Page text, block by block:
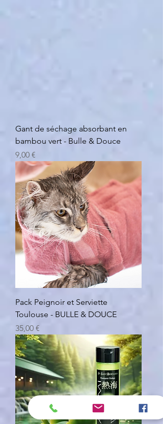
Gant de séchage absorbant en
bambou vert - Bulle & Douce
Prezzo
9,00 €
Pack Peignoir et Serviette
Toulouse - BULLE & DOUCE
Prezzo
35,00 €